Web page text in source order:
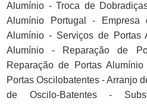
Alumínio - Troca de
Alumínio Portugal - Empresa
Alumínio - Serviços de Portas
Alumínio - Reparação de
Reparação de Portas
Portas Oscilobatentes - Arranjo
de Oscilo-Batentes -